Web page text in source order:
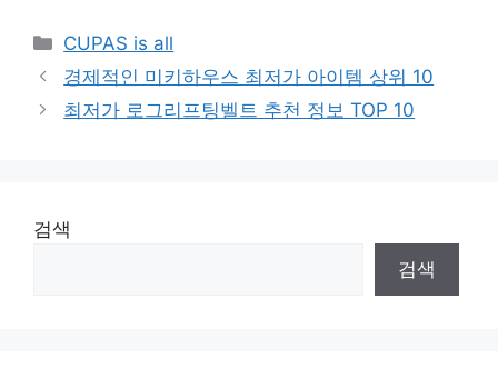
Categories
CUPAS is all
경제적인 미키하우스 최저가 아이템 상위 10
최저가 로그리프팅벨트 추천 정보 TOP 10
검색
검색